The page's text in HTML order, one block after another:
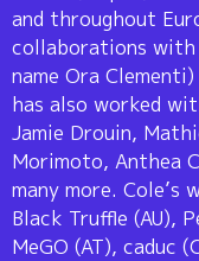
and throughout
collaborations with
name Ora
has also worked
Jamie Drouin,
Morimoto, Anthea
many more. Cole’s
Black Truffle (AU),
MeGO (AT), caduc